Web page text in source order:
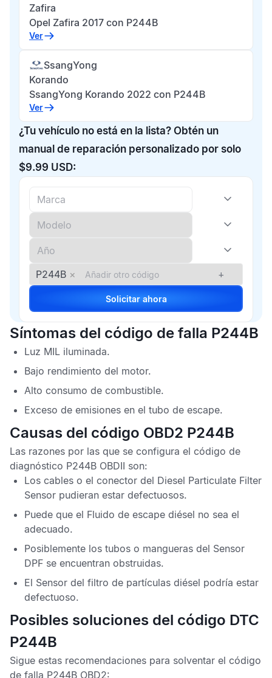
Zafira
Opel Zafira 2017 con P244B
Ver
SsangYong
Korando
SsangYong Korando 2022 con P244B
Ver
¿Tu vehículo no está en la lista? Obtén un
manual de reparación personalizado por solo
$9.99 USD:
P244B × +
Solicitar ahora
Síntomas del código de falla P244B
Luz MIL iluminada.
Bajo rendimiento del motor.
Alto consumo de combustible.
Exceso de emisiones en el tubo de escape.
Causas del código OBD2 P244B
Las razones por las que se configura el código de
diagnóstico P244B OBDII son:
Los cables o el conector del Diesel Particulate Filter
Sensor pudieran estar defectuosos.
Puede que el Fluido de escape diésel no sea el
adecuado.
Posiblemente los tubos o mangueras del Sensor
DPF se encuentran obstruidas.
El Sensor del filtro de partículas diésel podría estar
defectuoso.
Posibles soluciones del código DTC
P244B
Sigue estas recomendaciones para solventar el código
de falla P244B OBD2: